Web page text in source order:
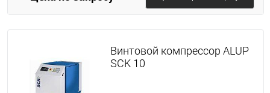
Винтовой компрессор ALUP
SCK 10